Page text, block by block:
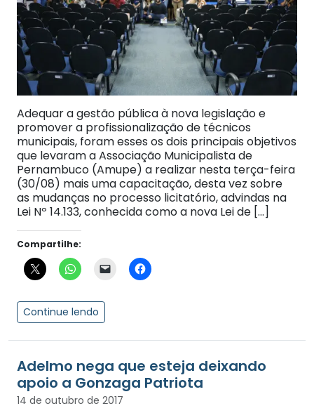
Adequar a gestão pública à nova legislação e
promover a profissionalização de técnicos
municipais, foram esses os dois principais objetivos
que levaram a Associação Municipalista de
Pernambuco (Amupe) a realizar nesta terça-feira
(30/08) mais uma capacitação, desta vez sobre
as mudanças no processo licitatório, advindas na
Lei Nº 14.133, conhecida como a nova Lei de […]
Compartilhe:
Continue lendo
Adelmo nega que esteja deixando
apoio a Gonzaga Patriota
14 de outubro de 2017